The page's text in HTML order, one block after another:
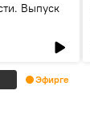
Выпуск
Эфирге